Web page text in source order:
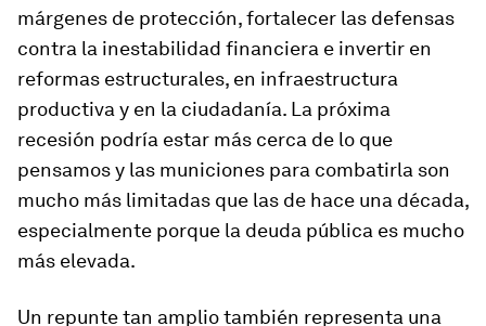
márgenes de protección, fortalecer las defensas
contra la inestabilidad financiera e invertir en
reformas estructurales, en infraestructura
productiva y en la ciudadanía. La próxima
recesión podría estar más cerca de lo que
pensamos y las municiones para combatirla son
mucho más limitadas que las de hace una década,
especialmente porque la deuda pública es mucho
más elevada.
Un repunte tan amplio también representa una